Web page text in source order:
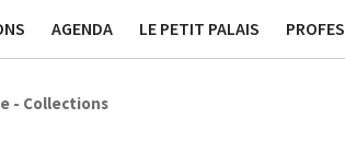
AGENDA LE PETIT PALAIS
Contact générique
- Collections